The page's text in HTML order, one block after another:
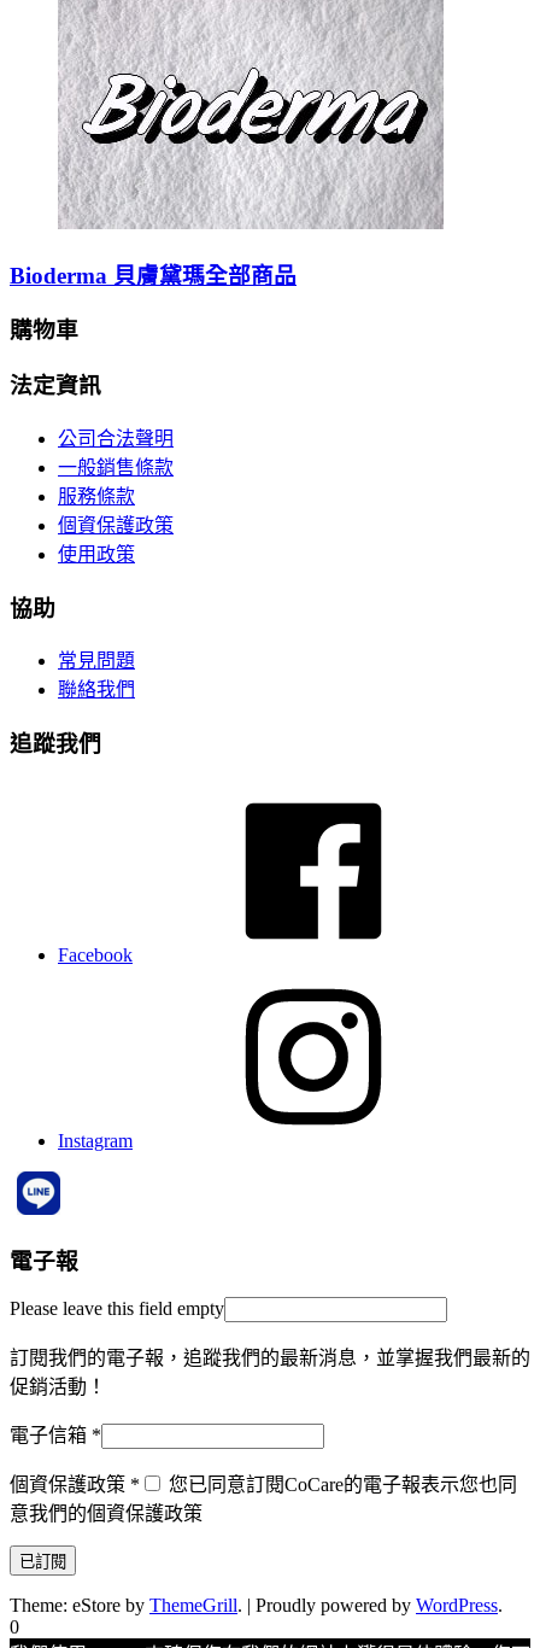
Bioderma 貝膚黛瑪全部商品
購物車
法定資訊
公司合法聲明
一般銷售條款
服務條款
個資保護政策
使用政策
協助
常見問題
聯絡我們
追蹤我們
Facebook
Instagram
電子報
Please leave this field empty
訂閱我們的電子報，追蹤我們的最新消息，並掌握我們最新的
促銷活動！
電子信箱 *
個資保護政策 *
您已同意訂閱CoCare的電子報表示您也同
意我們的個資保護政策
Theme: eStore by ThemeGrill. | Proudly powered by WordPress.
0